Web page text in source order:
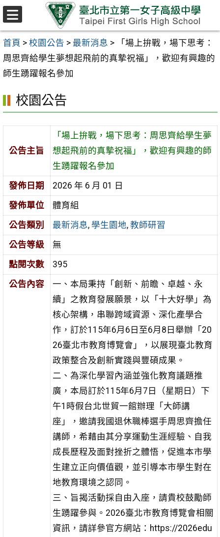
跳至主要內容區
首頁 > 校園公告 > 最新消息 >
「場上拚戰，場下思考：
周思齊給學生夢想起飛前的真摯祝福」，歡迎有興趣的
師生踴躍報名參加
校園公告
公告主旨
「場上拚戰，場下思考：周思齊給學生夢
想起飛前的真摯祝福」，歡迎有興趣的師
生踴躍報名參加
發佈日期
2026 年 6 月 01 日
發佈單位
體育組
公告類別
最新消息, 學生園地, 教師研習
公告等級
無
點閱次數
395
公告內容
一、本局秉持「創新、前瞻、卓越、永
續」之教育發展願景，以「十大好學」為
核心架構，串聯跨域資源、深化產學合
作，訂於115年6月6日至6月8日舉辦「20
26臺北市教育博覽會」，以展現臺北教育
政策整合及創新實踐與豐碩成果。
二、為深化學習內涵並強化教育議題推
廣，本局訂於115年6月7日（星期日）下
午1時假台北世貿一館辦理「大師講
座」，邀請我國退休職棒選手周思齊擔任
講師，希藉由其分享運動生涯經驗、自我
成長歷程及面對挫折之體悟，促進本市學
生建立正向價值觀，並引導本市學生對在
地教育環境之認同。
三、旨揭活動採自由入座，請貴校鼓勵師
生踴躍參與。2026臺北市教育博覽會相關
資訊，請詳參官方網站：https://2026edu
選
單